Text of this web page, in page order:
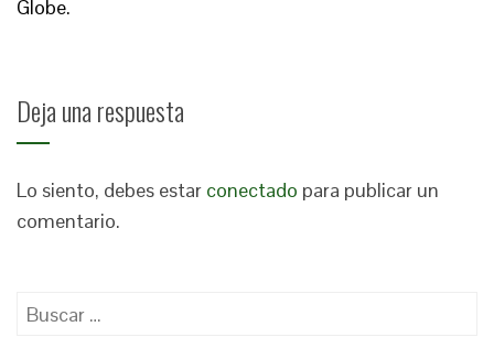
Globe.
Deja una respuesta
Lo siento, debes estar conectado para publicar un
comentario.
Buscar: